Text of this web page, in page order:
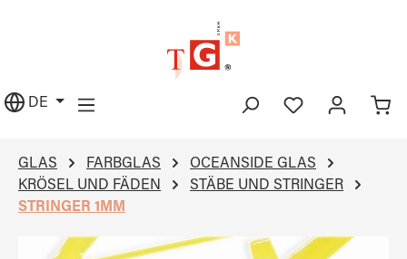
DE
GLAS FARBGLAS
OCEANSIDE GLAS
KRÖSEL UND FÄDEN
STÄBE UND STRINGER
STRINGER 1MM
Bildergalerie überspringen